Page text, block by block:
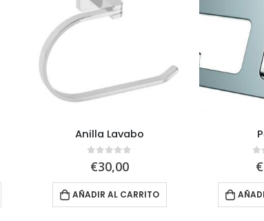
Anilla Lavabo
0out of 5
€30,00
AÑADIR AL CARRITO
0€